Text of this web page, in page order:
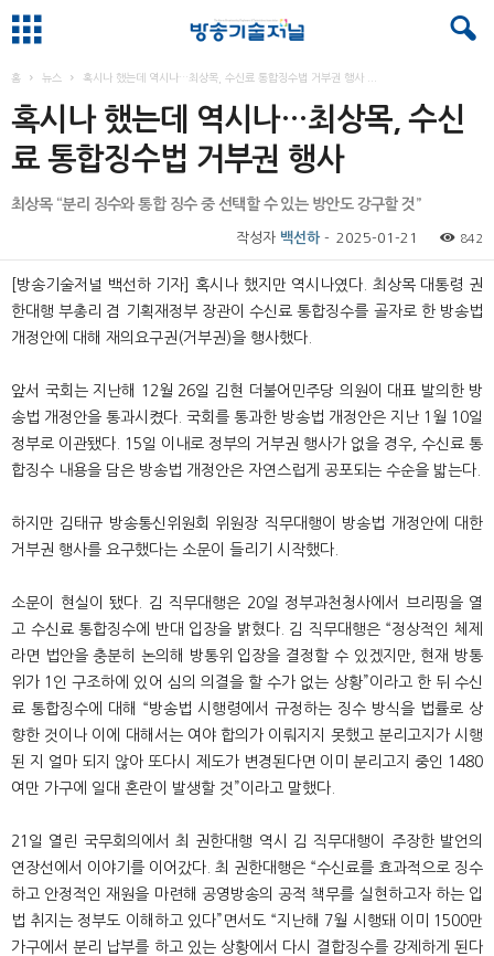
홈 뉴스 혹시나 했는데 역시나…최상목, 수신료 통합징수법 거부권 행사 ...
혹시나 했는데 역시나…최상목, 수신
료 통합징수법 거부권 행사
최상목 “분리 징수와 통합 징수 중 선택할 수 있는 방안도 강구할 것”
작성자 백선하 - 2025-01-21 842
[방송기술저널 백선하 기자] 혹시나 했지만 역시나였다. 최상목 대통령 권
한대행 부총리 겸 기획재정부 장관이 수신료 통합징수를 골자로 한 방송법
개정안에 대해 재의요구권(거부권)을 행사했다.
앞서 국회는 지난해 12월 26일 김현 더불어민주당 의원이 대표 발의한 방
송법 개정안을 통과시켰다. 국회를 통과한 방송법 개정안은 지난 1월 10일
정부로 이관됐다. 15일 이내로 정부의 거부권 행사가 없을 경우, 수신료 통
합징수 내용을 담은 방송법 개정안은 자연스럽게 공포되는 수순을 밟는다.
하지만 김태규 방송통신위원회 위원장 직무대행이 방송법 개정안에 대한
거부권 행사를 요구했다는 소문이 들리기 시작했다.
소문이 현실이 됐다. 김 직무대행은 20일 정부과천청사에서 브리핑을 열
고 수신료 통합징수에 반대 입장을 밝혔다. 김 직무대행은 “정상적인 체제
라면 법안을 충분히 논의해 방통위 입장을 결정할 수 있겠지만, 현재 방통
위가 1인 구조하에 있어 심의 의결을 할 수가 없는 상황”이라고 한 뒤 수신
료 통합징수에 대해 “방송법 시행령에서 규정하는 징수 방식을 법률로 상
향한 것이나 이에 대해서는 여야 합의가 이뤄지지 못했고 분리고지가 시행
된 지 얼마 되지 않아 또다시 제도가 변경된다면 이미 분리고지 중인 1480
여만 가구에 일대 혼란이 발생할 것”이라고 말했다.
21일 열린 국무회의에서 최 권한대행 역시 김 직무대행이 주장한 발언의
연장선에서 이야기를 이어갔다. 최 권한대행은 “수신료를 효과적으로 징수
하고 안정적인 재원을 마련해 공영방송의 공적 책무를 실현하고자 하는 입
법 취지는 정부도 이해하고 있다”면서도 “지난해 7월 시행돼 이미 1500만
가구에서 분리 납부를 하고 있는 상황에서 다시 결합징수를 강제하게 된다